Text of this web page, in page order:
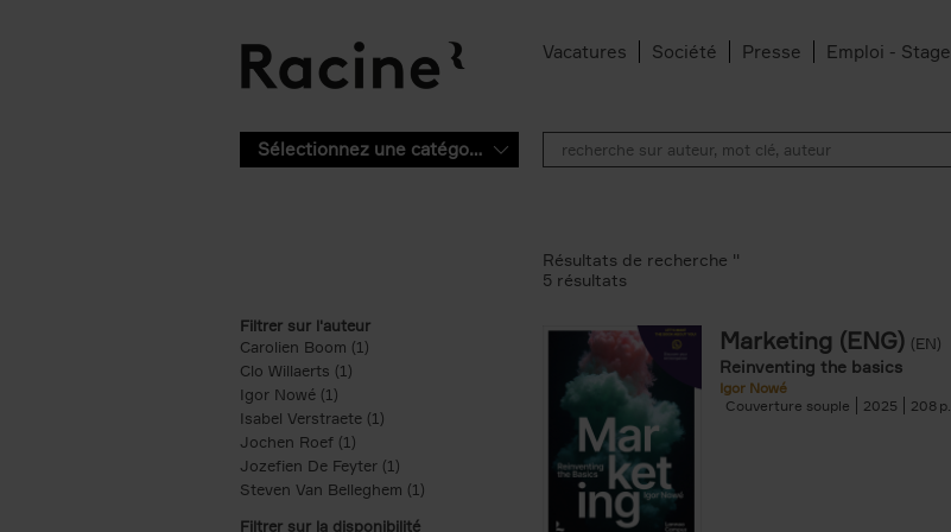
Vacatures Société Presse Emploi - Stage
Sélectionnez une catégorie
Filtrer sur l'auteur
Carolien Boom (1)
Clo Willaerts (1)
Igor Nowé (1)
Isabel Verstraete (1) Apply Isabel Verstraete filter
Jochen Roef (1)
Jozefien De Feyter (1) Apply Jozefien De Feyter filter
Steven Van Belleghem (1) Apply Steven Van Belleghem filter
Filtrer sur la disponibilité
Résultats de recherche ''
5 résultats
Marketing (ENG) (EN)
Reinventing the basics
Igor Nowé
Couverture souple
2025 208